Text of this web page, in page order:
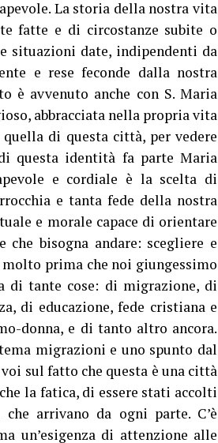
La storia della nostra vita
fatte e di circostanze subite o
situazioni date, indipendenti da
e rese feconde dalla nostra
è avvenuto anche con S. Maria
abbracciata nella propria vita
di questa città, per vedere
questa identità fa parte Maria
e cordiale è la scelta di
e tanta fede della nostra
e morale capace di orientare
bisogna andare: scegliere e
molto prima che noi giungessimo
di tante cose: di migrazione, di
di educazione, fede cristiana e
donna, e di tanto altro ancora.
migrazioni e uno spunto dal
sul fatto che questa è una città
la fatica, di essere stati accolti
arrivano da ogni parte. C’è
un’esigenza di attenzione alle